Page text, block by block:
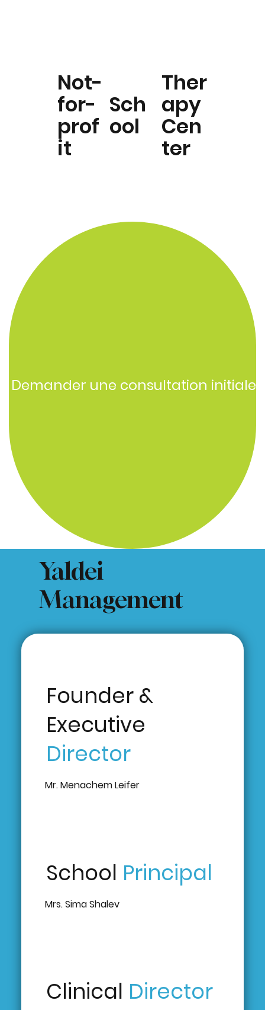
Not-
for-
prof
it
Sch
ool
Ther
apy
Cen
ter
Demander une consultation initiale
Yaldei
Management
Founder &
Executive
Director
Mr. Menachem Leifer
School Principal
Mrs. Sima Shalev
Clinical Director